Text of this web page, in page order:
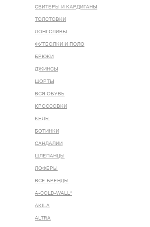
СВИТЕРЫ И КАРДИГАНЫ
ТОЛСТОВКИ
ЛОНГСЛИВЫ
ФУТБОЛКИ И ПОЛО
БРЮКИ
ДЖИНСЫ
ШОРТЫ
ВСЯ ОБУВЬ
КРОССОВКИ
КЕДЫ
БОТИНКИ
САНДАЛИИ
ШЛЕПАНЦЫ
ЛОФЕРЫ
ВСЕ БРЕНДЫ
A-COLD-WALL*
AKILA
ALTRA